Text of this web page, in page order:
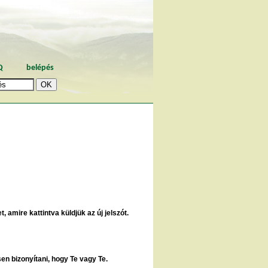
belépés
amire kattintva küldjük az új jelszót.
bizonyítani, hogy Te vagy Te.